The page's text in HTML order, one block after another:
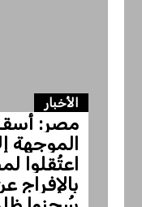
الأخبار
مصر:
الموجهة
اعتُقلوا
بالإفراج